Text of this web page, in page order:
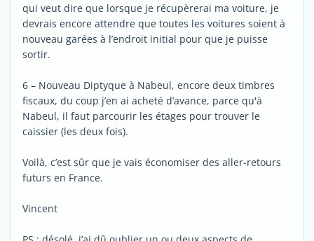
qui veut dire que lorsque je récupèrerai ma voiture, je
devrais encore attendre que toutes les voitures soient à
nouveau garées à l’endroit initial pour que je puisse
sortir.
6 – Nouveau Diptyque à Nabeul, encore deux timbres
fiscaux, du coup j’en ai acheté d’avance, parce qu'à
Nabeul, il faut parcourir les étages pour trouver le
caissier (les deux fois).
Voilà, c’est sûr que je vais économiser des aller-retours
futurs en France.
Vincent